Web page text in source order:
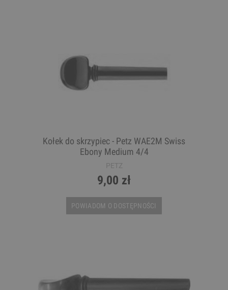
Kołek do skrzypiec - Petz WAE2M Swiss
Ebony Medium 4/4
PETZ
9,00 zł
POWIADOM O DOSTĘPNOŚCI